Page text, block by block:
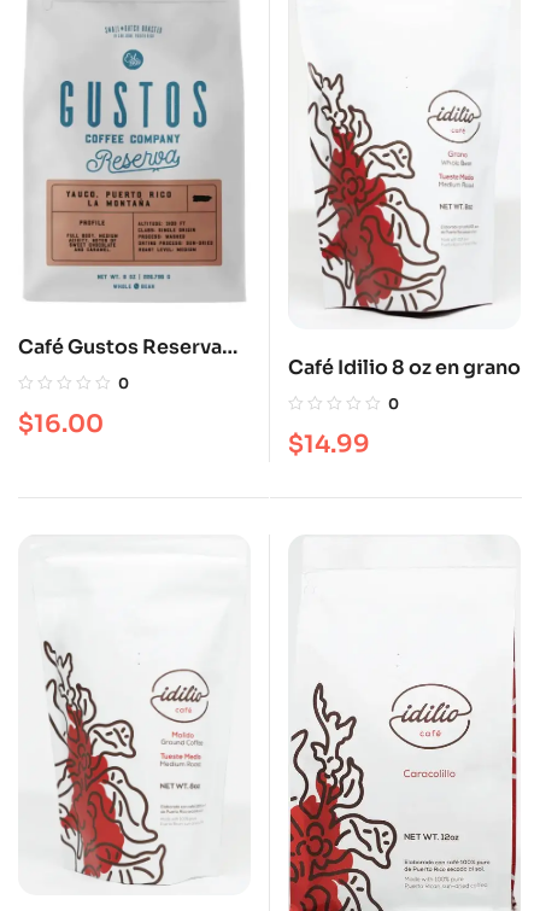
Café Gustos Reserva
Grano Yauco 8 oz
0
$16.00
Café Idilio 8 oz en grano
0
$14.99